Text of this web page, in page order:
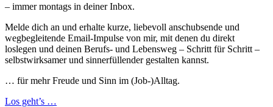
– immer montags in deiner Inbox.
Melde dich an und erhalte kurze, liebevoll anschubsende und
wegbegleitende Email-Impulse von mir, mit denen du direkt
loslegen und deinen Berufs- und Lebensweg – Schritt für Schritt –
selbstwirksamer und sinnerfüllender gestalten kannst.
… für mehr Freude und Sinn im (Job-)Alltag.
Los geht’s …